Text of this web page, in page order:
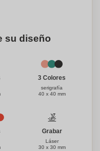
su diseño
3 Colores
serigrafía
40 x 40 mm
Grabar
Láser
30 x 30 mm